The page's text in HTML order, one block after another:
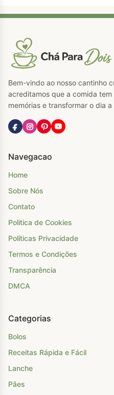
Bem-vindo ao nosso cantinho
acreditamos que a comida
memórias e transformar o dia
Navegacao
Home
Sobre Nós
Contato
Politica de Cookies
Políticas Privacidade
Termos e Condições
Transparência
DMCA
Categorias
Bolos
Receitas Rápida e Fácil
Lanche
Pães